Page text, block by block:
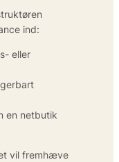
ind:
eller
en netbutik
vil fremhæve